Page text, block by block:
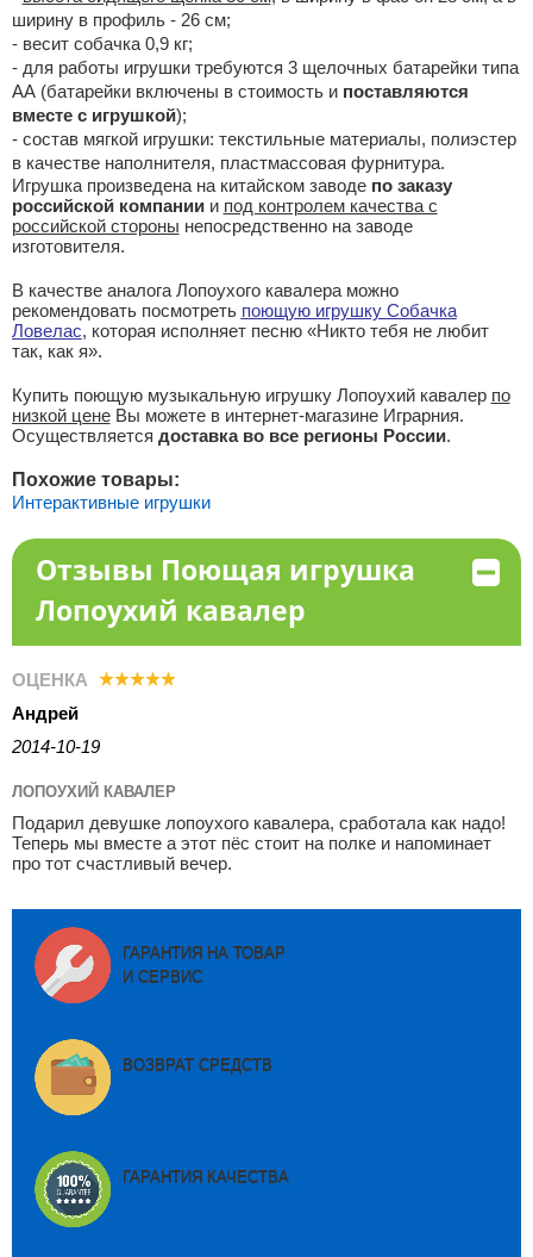
ширину в профиль - 26 см;
- весит собачка 0,9 кг;
- для работы игрушки требуются 3 щелочных батарейки типа
АА (батарейки включены в стоимость и поставляются
вместе с игрушкой);
- состав мягкой игрушки: текстильные материалы, полиэстер
в качестве наполнителя, пластмассовая фурнитура.
Игрушка произведена на китайском заводе по заказу
российской компаниии под контролем качества с
российской стороны непосредственно на заводе
изготовителя.
В качестве аналога Лопоухого кавалера можно
рекомендовать посмотреть поющую игрушку Собачка
Ловелас, которая исполняет песню «Никто тебя не любит
так, как я».
Купить поющую музыкальную игрушку Лопоухий кавалер по
низкой ценеВы можете в интернет-магазине Играрния.
Осуществляется доставка во все регионы России.
Похожие товары:
Интерактивные игрушки
Отзывы Поющая игрушка
Лопоухий кавалер
ОЦЕНКА
Андрей
2014-10-19
ЛОПОУХИЙ КАВАЛЕР
Подарил девушке лопоухого кавалера, сработала как надо!
Теперь мы вместе а этот пёс стоит на полке и напоминает
про тот счастливый вечер.
ГАРАНТИЯ НА ТОВАР
И СЕРВИС
ВОЗВРАТ СРЕДСТВ
ГАРАНТИЯ КАЧЕСТВА